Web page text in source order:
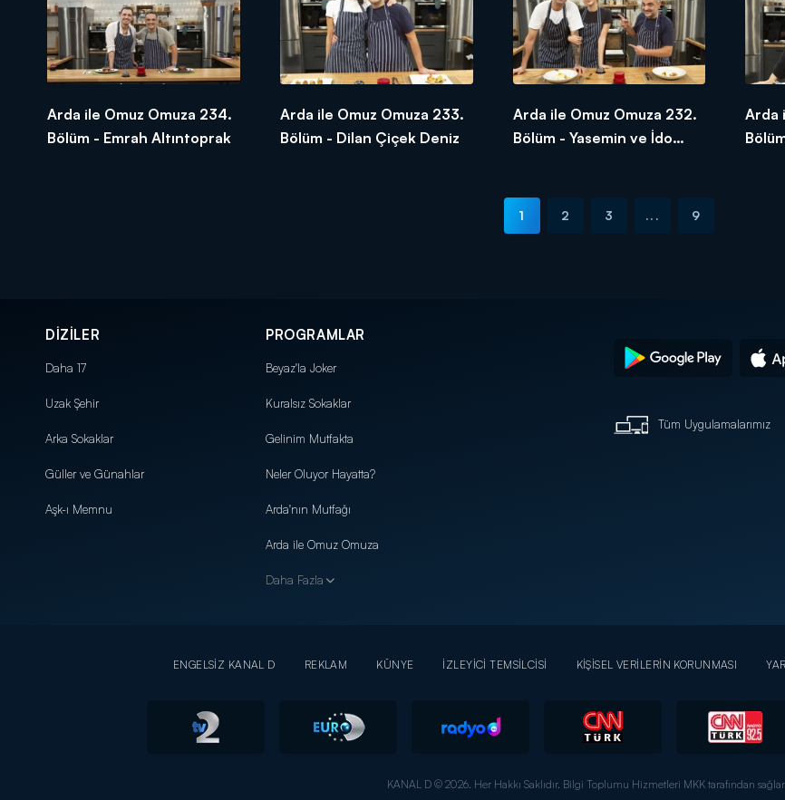
Arda ile Omuz Omuza 234.
Bölüm - Emrah Altıntoprak
Arda ile Omuz Omuza 233.
Bölüm - Dilan Çiçek Deniz
Arda ile Omuz Omuza 232.
Bölüm - Yasemin ve İdo
Arda
1 2 3 ... 9
DİZİLER
Daha 17
Uzak Şehir
Arka Sokaklar
Güller ve Günahlar
Aşk-ı Memnu
PROGRAMLAR
Beyaz'la Joker
Kuralsız Sokaklar
Gelinim Mutfakta
Neler Oluyor Hayatta?
Arda'nın Mutfağı
Arda ile Omuz Omuza
Daha Fazla
Tüm Uygulamalarımız
ENGELSİZ KANAL D REKLAM KÜNYE İZLEYİCİ TEMSİLCİSİ KİŞİSEL VERİLERİN KORUNMASI
KANAL D © 2026. Her Hakkı Saklıdır. Bilgi Toplumu Hizmetleri MKK tarafından